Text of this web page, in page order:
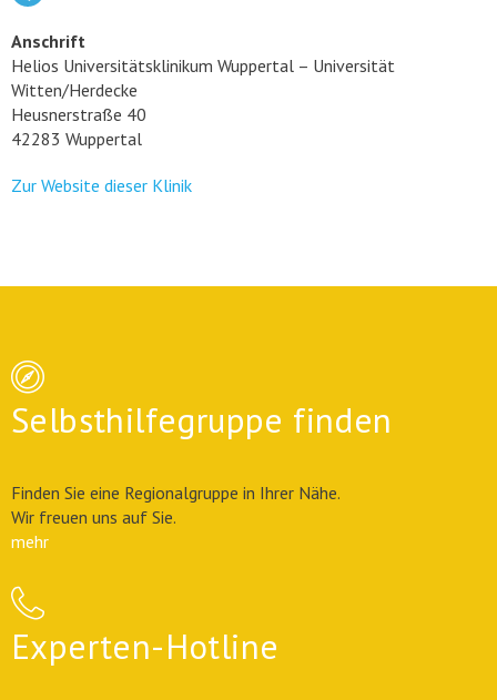
Anschrift
Helios Universitätsklinikum Wuppertal – Universität
Witten/Herdecke
Heusnerstraße 40
42283 Wuppertal
Zur Website dieser Klinik
Selbsthilfegruppe finden
Finden Sie eine Regionalgruppe in Ihrer Nähe.
Wir freuen uns auf Sie.
mehr
Experten-Hotline